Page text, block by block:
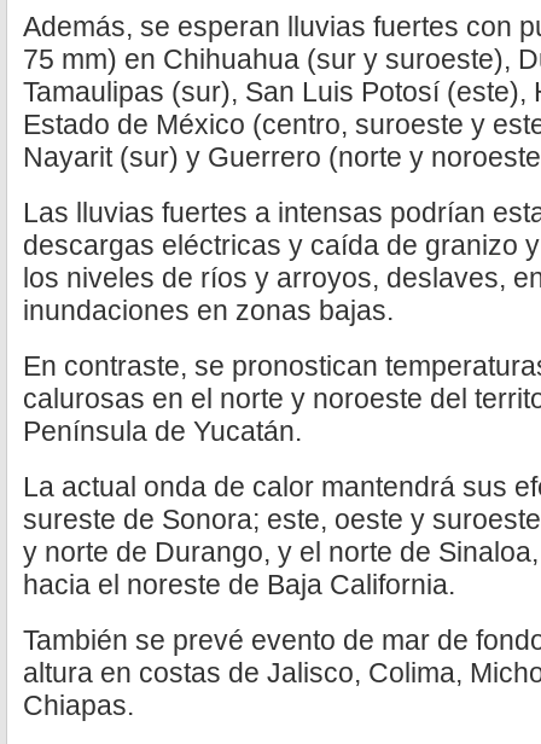
Además, se esperan lluvias fuertes con
75 mm) en Chihuahua (sur y suroeste),
Tamaulipas (sur), San Luis Potosí (este),
Estado de México (centro, suroeste y
Nayarit (sur) y Guerrero (norte y
Las lluvias fuertes a intensas podrían
descargas eléctricas y caída de granizo
los niveles de ríos y arroyos, deslaves,
inundaciones en zonas bajas.
En contraste, se pronostican
calurosas en el norte y noroeste del
Península de Yucatán.
La actual onda de calor mantendrá sus
sureste de Sonora; este, oeste y
y norte de Durango, y el norte de
hacia el noreste de Baja California.
También se prevé evento de mar de
altura en costas de Jalisco, Colima,
Chiapas.